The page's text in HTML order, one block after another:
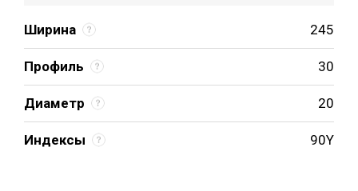
Ширина 245
Профиль 30
Диаметр 20
Индексы 90Y